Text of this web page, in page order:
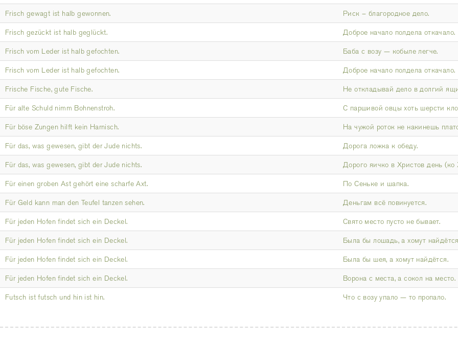
Frisch gewagt ist halb gewonnen. Риск – благородное дело.
Frisch gezückt ist halb geglückt. Доброе начало полдела откачало.
Frisch vom Leder ist halb gefochten. Баба с возу — кобыле легче.
Frisch vom Leder ist halb gefochten. Доброе начало полдела откачало.
Frische Fische, gute Fische. Не откладывай дело в долгий
Für alte Schuld nimm Bohnenstroh. С паршивой овцы хоть шерсти
Für böse Zungen hilft kein Harnisch. На чужой роток не накинешь
Für das, was gewesen, gibt der Jude nichts. Дорога ложка к обеду.
Für das, was gewesen, gibt der Jude nichts. Дорого яичко в Христов день (ко
Für einen groben Ast gehört eine scharfe Axt. По Сеньке и шапка.
Für Geld kann man den Teufel tanzen sehen. Деньгам всё повинуется.
Für jeden Hofen findet sich ein Deckel. Свято место пусто не бывает.
Für jeden Hofen findet sich ein Deckel. Была бы лошадь, а хомут
Für jeden Hofen findet sich ein Deckel. Была бы шея, а хомут найдётся.
Für jeden Hofen findet sich ein Deckel. Ворона с места, а сокол на место.
Futsch ist futsch und hin ist hin. Что с возу упало — то пропало.